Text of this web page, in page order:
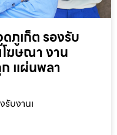
ภูเก็ต รองรับ
โฆษณา งาน
แผ่นพลา
บงานเ